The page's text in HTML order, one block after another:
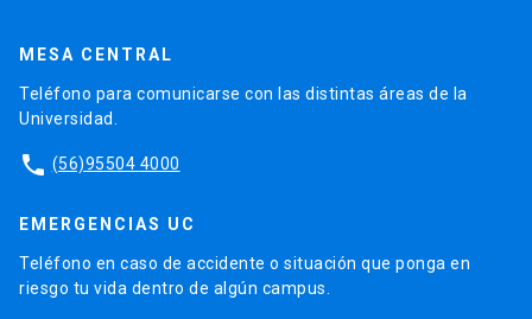
MESA CENTRAL
Teléfono para comunicarse con las distintas áreas de la
Universidad.
phone (56)95504 4000
EMERGENCIAS UC
Teléfono en caso de accidente o situación que ponga en
riesgo tu vida dentro de algún campus.